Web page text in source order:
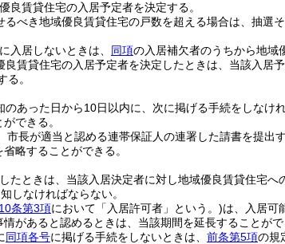
良賃貸住宅の入居予定者を決定する。
べき地域優良賃貸住宅の戸数を超える場合は、抽選
入居しないときは、 同項の入居補欠者のうちから地域
良賃貸住宅の入居予定者を決定したときは、当該入居
る。
のあった日から10日以内に、次に掲げる手続をしなけれ
できる。
長が適当と認める連帯保証人の連署した請書を提出す
略することができる。
たときは、当該入居決定者に対し地域優良賃貸住宅
しなければならない。
条第3項において「入居許可者」という。)は、入居可
があると認めるときは、当該期間を延長することがで
同項各号に掲げる手続をしないときは、 前条第5項の規